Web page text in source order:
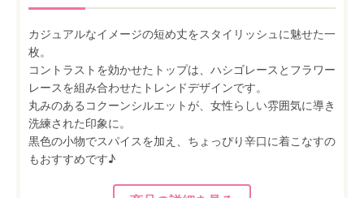
カジュアルなイメージの短め丈をスタイリッシュに魅せた一
枚。
コントラストを効かせたトップは、ハシゴレースとフラワー
レースを組み合わせたトレンドデザインです。
丸みのあるコクーンシルエットが、女性らしい雰囲気に導き
洗練された印象に。
黒色の小物でスパイスを加え、ちょっぴり辛口に着こなすの
もおすすめです♪